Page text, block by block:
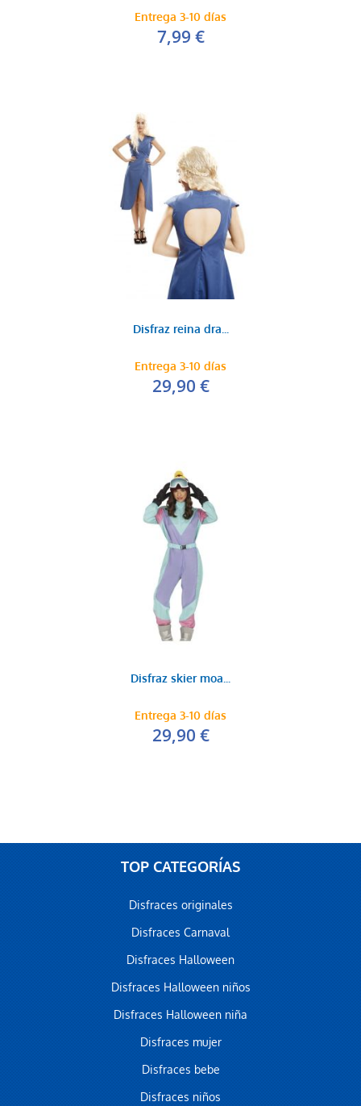
Entrega 3-10 días
7,99 €
Disfraz reina dra...
Entrega 3-10 días
29,90 €
Disfraz skier moa...
Entrega 3-10 días
29,90 €
TOP CATEGORÍAS
Disfraces originales
Disfraces Carnaval
Disfraces Halloween
Disfraces Halloween niños
Disfraces Halloween niña
Disfraces mujer
Disfraces bebe
Disfraces niños